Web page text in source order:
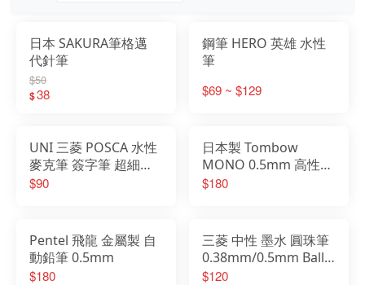
日本 SAKURA筆格邁
代針筆
$50
$38
鋼筆 HERO 英雄 水性
筆
$69 ~ $129
UNI 三菱 POSCA 水性
麥克筆 簽字筆 超細
PC-3M 級細PC-1M
$90
日本製 Tombow
MONO 0.5mm 高性能
繪圖 自動鉛筆 DPA-
$180
Pentel 飛龍 金屬製 自
動鉛筆 0.5mm
$180
三菱 中性 墨水 圓珠筆
0.38mm/0.5mm Ball
Uniball One
$120